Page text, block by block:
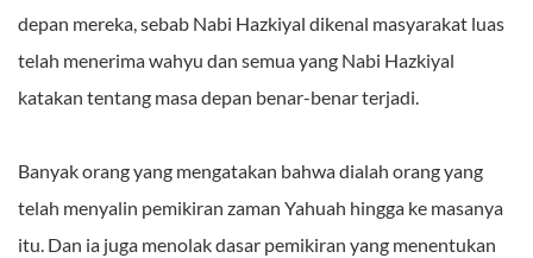
depan mereka, sebab Nabi Hazkiyal dikenal masyarakat luas
telah menerima wahyu dan semua yang Nabi Hazkiyal
katakan tentang masa depan benar-benar terjadi.
Banyak orang yang mengatakan bahwa dialah orang yang
telah menyalin pemikiran zaman Yahuah hingga ke masanya
itu. Dan ia juga menolak dasar pemikiran yang menentukan